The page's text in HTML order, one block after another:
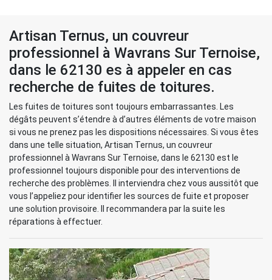
Artisan Ternus, un couvreur
professionnel à Wavrans Sur Ternoise,
dans le 62130 es à appeler en cas
recherche de fuites de toitures.
Les fuites de toitures sont toujours embarrassantes. Les
dégâts peuvent s’étendre à d’autres éléments de votre maison
si vous ne prenez pas les dispositions nécessaires. Si vous êtes
dans une telle situation, Artisan Ternus, un couvreur
professionnel à Wavrans Sur Ternoise, dans le 62130 est le
professionnel toujours disponible pour des interventions de
recherche des problèmes. Il interviendra chez vous aussitôt que
vous l’appeliez pour identifier les sources de fuite et proposer
une solution provisoire. Il recommandera par la suite les
réparations à effectuer.